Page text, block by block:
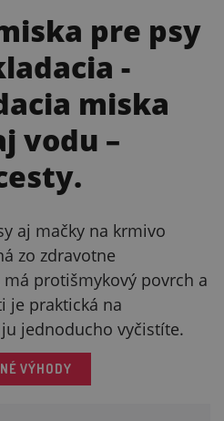
pre psy
-
miska
vodu –
aj mačky na krmivo
zo zdravotne
protišmykový povrch a
je praktická na
jednoducho vyčistíte.
VÝHODY